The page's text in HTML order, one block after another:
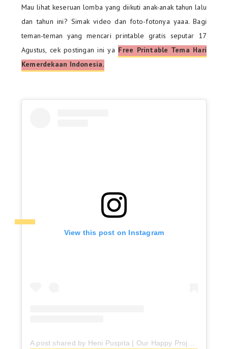
Mau lihat keseruan lomba yang diikuti anak-anak tahun lalu
dan tahun ini? Simak video dan foto-fotonya yaaa. Bagi
teman-teman yang mencari printable gratis seputar 17
Agustus, cek postingan ini ya Free Printable Tema Hari
Kemerdekaan Indonesia.
View this post on Instagram